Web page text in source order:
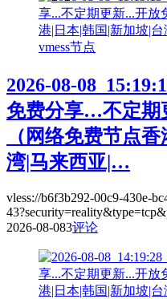
vmess节点
2026-08-
免费分享…不定
（网络免费节点
湾|马来西亚|…
vless://b6f3b292-00c9-430e-
2026-08-083评论